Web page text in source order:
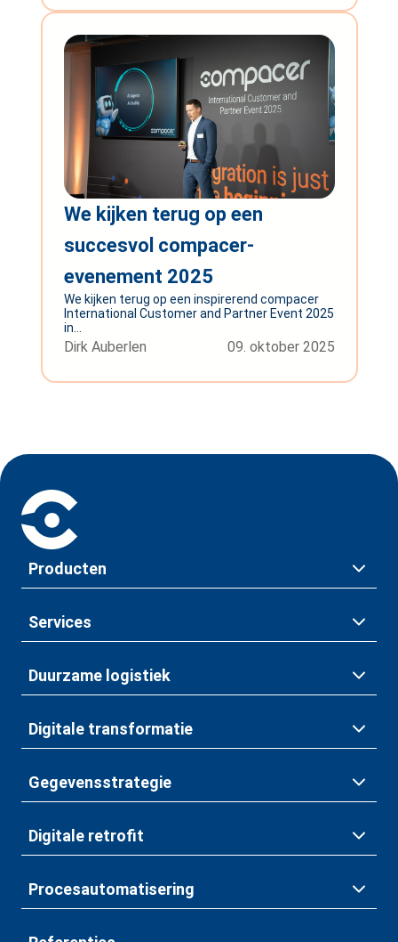
We kijken terug op een
succesvol compacer-
evenement 2025
We kijken terug op een inspirerend compacer
International Customer and Partner Event 2025
in...
Dirk Auberlen 09. oktober 2025
Producten
Services
Duurzame logistiek
Digitale transformatie
Gegevensstrategie
Digitale retrofit
Procesautomatisering